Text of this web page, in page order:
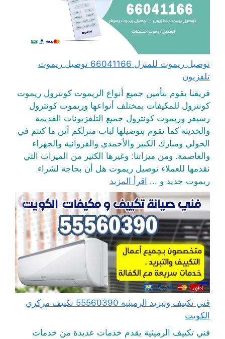
توصيل ريموت للمنزل 66041166 توصيل ريموت
تلفزيون
فريقنا يقوم بتأمين جميع أنواع الريموت كونترول ريموت
كونترول للمكيفات بمختلف أنواعها وريموت كونترول
رسيفر وريموت كونترول جميع التلفزيونات القديمة
والحديثة كما نقوم بتوصيلها لباب منزلكم أين ما كنتم في
الحولي ومبارك الكبير والأحمدي والفروانية والجهراء
والعاصمة. ومن ميزاتنا: وغيرها الكثير من الميزات التي
نقدمها للعملاء توصيل ريموت هل أن بحاجة لشراء
ريموت جديد و ... اقرأ المزيد
فني تكييف وتبريد الرميثية 55560390 تكييف مركزي
الكويت
فني تكييف الرميثية يقدم خدمات عديدة من خدمات